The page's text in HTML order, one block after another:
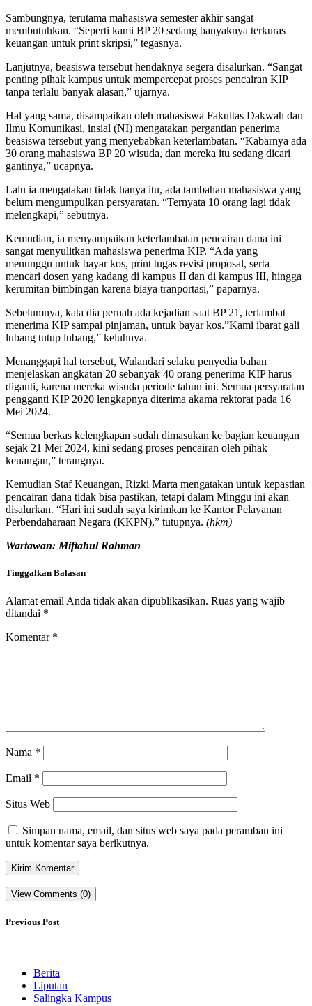
Sambungnya, terutama mahasiswa semester akhir sangat
membutuhkan. “Seperti kami BP 20 sedang banyaknya terkuras
keuangan untuk print skripsi,” tegasnya.
Lanjutnya, beasiswa tersebut hendaknya segera disalurkan. “Sangat
penting pihak kampus untuk mempercepat proses pencairan KIP
tanpa terlalu banyak alasan,” ujarnya.
Hal yang sama, disampaikan oleh mahasiswa Fakultas Dakwah dan
Ilmu Komunikasi, insial (NI) mengatakan pergantian penerima
beasiswa tersebut yang menyebabkan keterlambatan. “Kabarnya ada
30 orang mahasiswa BP 20 wisuda, dan mereka itu sedang dicari
gantinya,” ucapnya.
Lalu ia mengatakan tidak hanya itu, ada tambahan mahasiswa yang
belum mengumpulkan persyaratan. “Ternyata 10 orang lagi tidak
melengkapi,” sebutnya.
Kemudian, ia menyampaikan keterlambatan pencairan dana ini
sangat menyulitkan mahasiswa penerima KIP. “Ada yang
menunggu untuk bayar kos, print tugas revisi proposal, serta
mencari dosen yang kadang di kampus II dan di kampus III, hingga
kerumitan bimbingan karena biaya tranportasi,” paparnya.
Sebelumnya, kata dia pernah ada kejadian saat BP 21, terlambat
menerima KIP sampai pinjaman, untuk bayar kos.”Kami ibarat gali
lubang tutup lubang,” keluhnya.
Menanggapi hal tersebut, Wulandari selaku penyedia bahan
menjelaskan angkatan 20 sebanyak 40 orang penerima KIP harus
diganti, karena mereka wisuda periode tahun ini. Semua persyaratan
pengganti KIP 2020 lengkapnya diterima akama rektorat pada 16
Mei 2024.
“Semua berkas kelengkapan sudah dimasukan ke bagian keuangan
sejak 21 Mei 2024, kini sedang proses pencairan oleh pihak
keuangan,” terangnya.
Kemudian Staf Keuangan, Rizki Marta mengatakan untuk kepastian
pencairan dana tidak bisa pastikan, tetapi dalam Minggu ini akan
disalurkan. “Hari ini sudah saya kirimkan ke Kantor Pelayanan
Perbendaharaan Negara (KKPN),” tutupnya. (hkm)
Wartawan: Miftahul Rahman
Tinggalkan Balasan
Alamat email Anda tidak akan dipublikasikan. Ruas yang wajib
ditandai *
Komentar *
Nama *
Email *
Situs Web
Simpan nama, email, dan situs web saya pada peramban ini
untuk komentar saya berikutnya.
View Comments (0)
Previous Post
Berita
Liputan
Salingka Kampus